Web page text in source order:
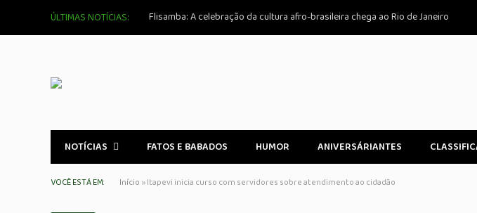
ÚLTIMAS NOTÍCIAS: Flisamba: A celebração da cultura afro-brasileira chega ao Rio de Janeiro
NOTÍCIAS FATOS E BABADOS HUMOR ANIVERSÁRIANTES
VOCÊ ESTÁ EM: Início »Itapevi inicia curso com servidores sobre atendimento ao cidadão